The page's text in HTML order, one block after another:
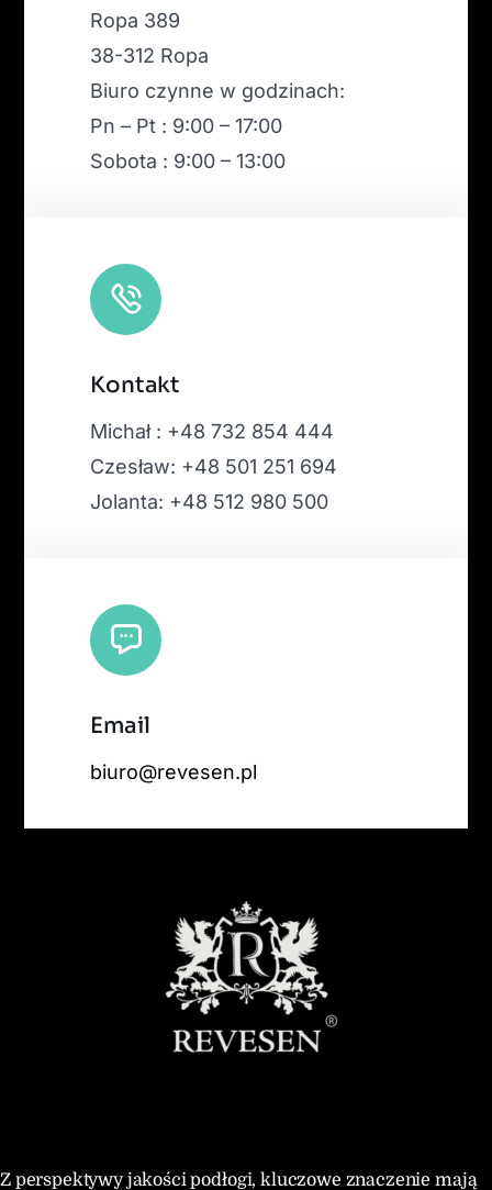
Ropa 389
38-312 Ropa
Biuro czynne w godzinach:
Pn – Pt : 9:00 – 17:00
Sobota : 9:00 – 13:00
Kontakt
Michał : +48 732 854 444
Czesław: +48 501 251 694
Jolanta: +48 512 980 500
Email
biuro@revesen.pl
Z perspektywy jakości podłogi, kluczowe znaczenie mają